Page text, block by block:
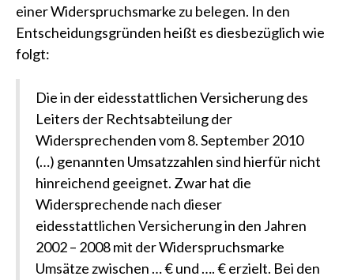
einer Widerspruchsmarke zu belegen. In den
Entscheidungsgründen heißt es diesbezüglich wie
folgt:
Die in der eidesstattlichen Versicherung des
Leiters der Rechtsabteilung der
Widersprechenden vom 8. September 2010
(…) genannten Umsatzzahlen sind hierfür nicht
hinreichend geeignet. Zwar hat die
Widersprechende nach dieser
eidesstattlichen Versicherung in den Jahren
2002 – 2008 mit der Widerspruchsmarke
Umsätze zwischen … € und …. € erzielt. Bei den